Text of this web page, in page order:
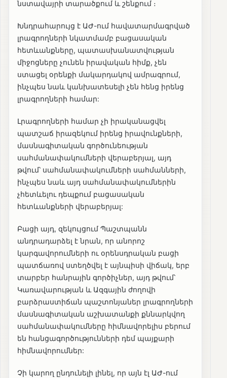
նստավայրի տարածքում և շենքում ։
Խնդրահարույց է ԱԺ-ում հավատարմագրված
լրագրողների նկատմամբ բացասական
հետևանքները, պատասխանատվության
միջոցները չունեն իրավական հիմք, չեն
ստացել օրենքի մակարդակով ամրագրում,
ինչպես նաև կանխատեսելի չեն հենց իրենց
լրագրողների համար:
Լրագրողների համար չի իրականացվել
պատշաճ իրազեկում իրենց իրավունքների,
մասնագիտական գործունեության
սահմանափակումների վերաբերյալ, այդ
թվում՝ սահմանափակումների սահմանների,
ինչպես նաև այդ սահմանափակումներին
չհետևելու դեպքում բացասական
հետևանքների վերաբերյալ:
Բացի այդ, զեկույցում Պաշտպանն
անդրադարձել է նրան, որ անորոշ
կարգավորումների ու օրենսդրական բացի
պատճառով ստեղծվել է այնպիսի վիճակ, երբ
տարբեր հանրային գործիչներ, այդ թվում՝
Կառավարության և Ազգային ժողովի
բարձրաստիճան պաշտոնյաներ լրագրողների
մասնագիտական աշխատանքի քննարկվող
սահմանափակումները հիմնավորելիս բերում
են հանցագործությունների դեմ պայքարի
հիմնավորումներ:
Չի կարող ընդունելի լինել, որ այն էլ ԱԺ-ում